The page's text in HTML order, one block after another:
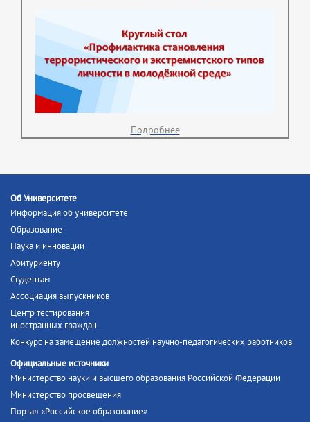
Подробнее
Об Университете
Информация об университете
Образование
Наука и инновации
Абитуриенту
Студентам
Ассоциация выпускников
Центр тестирования
иностранных граждан
Конкурс на замещение должностей научно-педагогических работников
Официальные источники
Министерство науки и высшего образования Российской Федерации
Министерство просвещения
Портал «Российское образование»